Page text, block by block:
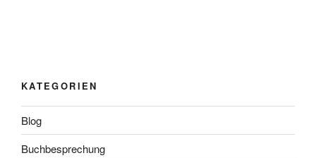
KATEGORIEN
Blog
Buchbesprechung